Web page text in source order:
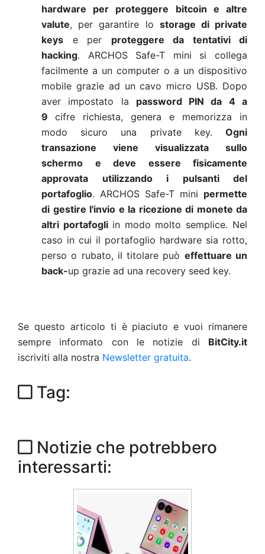
hardware per proteggere bitcoin e altre
valute, per garantire lo storage di private
keys e per proteggere da tentativi di
hacking. ARCHOS Safe-T mini si collega
facilmente a un computer o a un dispositivo
mobile grazie ad un cavo micro USB. Dopo
aver impostato la password PIN da 4 a
9 cifre richiesta, genera e memorizza in
modo sicuro una private key. Ogni
transazione viene visualizzata sullo
schermo e deve essere fisicamente
approvata utilizzando i pulsanti del
portafoglio. ARCHOS Safe-T mini permette
di gestire l'invio e la ricezione di monete da
altri portafogli in modo molto semplice. Nel
caso in cui il portafoglio hardware sia rotto,
perso o rubato, il titolare può effettuare un
back-up grazie ad una recovery seed key.
Se questo articolo ti è piaciuto e vuoi rimanere
sempre informato con le notizie di BitCity.it
iscriviti alla nostra Newsletter gratuita.
Tag:
Notizie che potrebbero
interessarti: